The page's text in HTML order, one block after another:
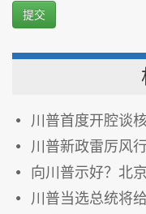
提交
川普首度开腔谈
川普新政雷厉风
向川普示好？北
川普当选总统将